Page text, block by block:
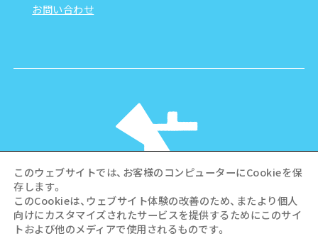
お問い合わせ
©Hiroshima Tourism Association /
Hiroshima Prefecture / Hiroshima City .
このウェブサイトでは、お客様のコンピューターにCookieを保
存します。
このCookieは、ウェブサイト体験の改善のため、またより個人
向けにカスタマイズされたサービスを提供するためにこのサイ
トおよび他のメディアで使用されるものです。